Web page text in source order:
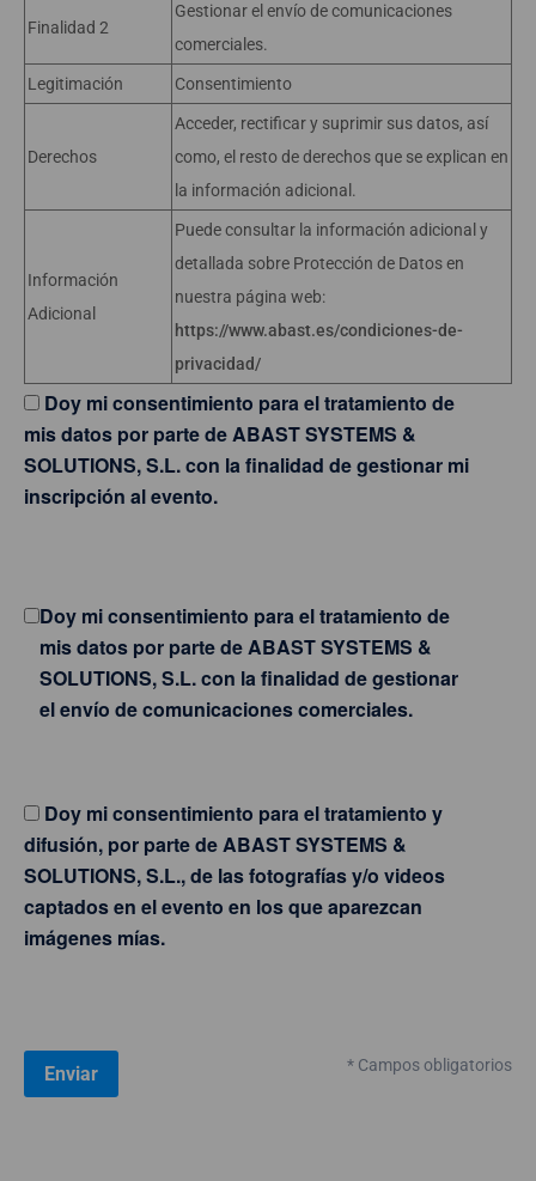
Finalidad 2
Gestionar el envío de comunicaciones
comerciales.
Legitimación Consentimiento
Derechos
Acceder, rectificar y suprimir sus datos, así
como, el resto de derechos que se explican en
la información adicional.
Información
Adicional
Puede consultar la información adicional y
detallada sobre Protección de Datos en
nuestra página web:
https://www.abast.es/condiciones-de-
privacidad/
Doy mi consentimiento para el tratamiento de
mis datos por parte de ABAST SYSTEMS &
SOLUTIONS, S.L. con la finalidad de gestionar mi
inscripción al evento.
Doy mi consentimiento para el tratamiento de
mis datos por parte de ABAST SYSTEMS &
SOLUTIONS, S.L. con la finalidad de gestionar
el envío de comunicaciones comerciales.
Doy mi consentimiento para el tratamiento y
difusión, por parte de ABAST SYSTEMS &
SOLUTIONS, S.L., de las fotografías y/o videos
captados en el evento en los que aparezcan
imágenes mías.
* Campos obligatorios